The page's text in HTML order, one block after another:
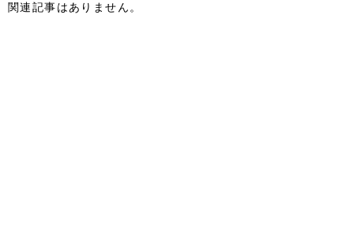
関連記事はありません。